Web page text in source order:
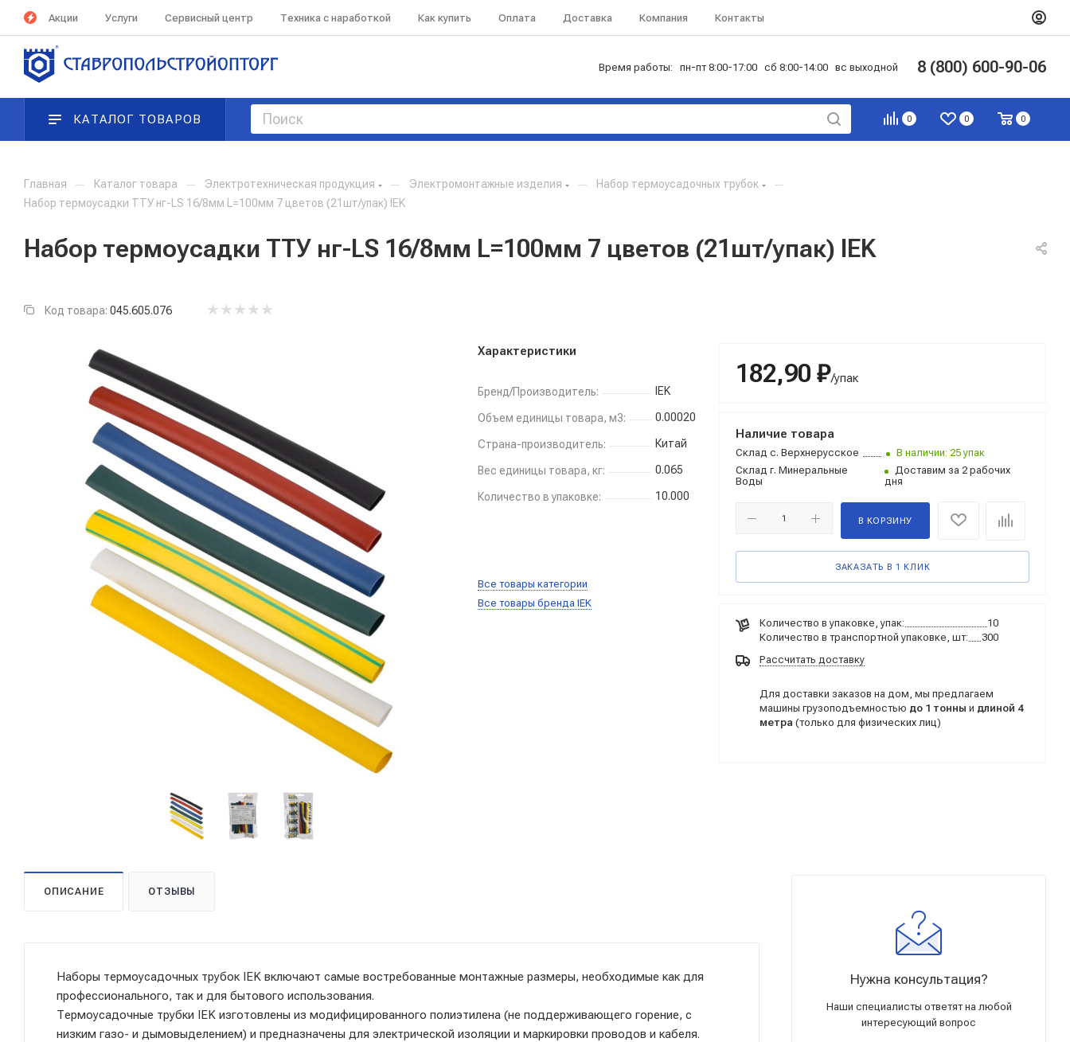
Акции Услуги Сервисный центр Техника с наработкой Как купить Оплата Доставка Компания Контакты
Время работы: пн-пт 8:00-17:00 сб 8:00-14:00 вс выходной 8 (800) 600-90-06
0 0 0
КАТАЛОГ ТОВАРОВ
Главная — Каталог товара — Электротехническая продукция — Электромонтажные изделия — Набор термоусадочных трубок —
Набор термоусадки ТТУ нг-LS 16/8мм L=100мм 7 цветов (21шт/упак) IEK
Набор термоусадки ТТУ нг-LS 16/8мм L=100мм 7 цветов (21шт/упак) IEK
Код товара: 045.605.076
Характеристики
Бренд/Производитель: IEK
Объем единицы товара, м3: 0.00020
Страна-производитель: Китай
Вес единицы товара, кг: 0.065
Количество в упаковке: 10.000
Все товары категории
Все товары бренда IEK
182,90 ₽/упак
Наличие товара
Склад с. Верхнерусское
В наличии: 25 упак
Склад г. Минеральные
Воды
Доставим за 2 рабочих
дня
В КОРЗИНУ
ЗАКАЗАТЬ В 1 КЛИК
Количество в упаковке, упак:
10
Количество в транспортной упаковке, шт:
300
Рассчитать доставку
Для доставки заказов на дом, мы предлагаем
машины грузоподъемностью до 1 тонны и длиной 4
метра (только для физических лиц)
ОПИСАНИЕ ОТЗЫВЫ
Наборы термоусадочных трубок IEK включают самые востребованные монтажные размеры, необходимые как для
профессионального, так и для бытового использования.
Термоусадочные трубки IEK изготовлены из модифицированного полиэтилена (не поддерживающего горение, с
низким газо- и дымовыделением) и предназначены для электрической изоляции и маркировки проводов и кабеля.
Нужна консультация?
Наши специалисты ответят на любой
интересующий вопрос